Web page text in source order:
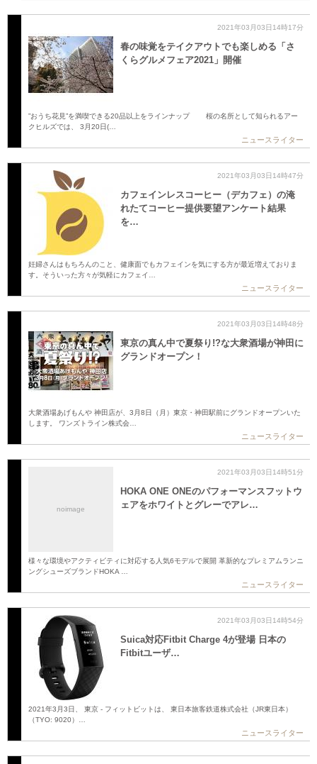
2021年03月03日14時17分
春の味覚をテイクアウトでも楽しめる「さ
くらグルメフェア2021」開催
”おうち花見”を満喫できる20品以上をラインナップ 桜の名所として知られるアー
クヒルズでは、 3月20日(…
ニュースライター
2021年03月03日14時47分
カフェインレスコーヒー（デカフェ）の淹
れたてコーヒー提供要望アンケート結果
を…
妊婦さんはもちろんのこと、健康面でもカフェインを気にする方が最近増えておりま
す。そういった方々が気軽にカフェイ…
ニュースライター
2021年03月03日14時48分
東京の真ん中で夏祭り!?な大衆酒場が神田に
グランドオープン！
大衆酒場あげもんや 神田店が、3月8日（月）東京・神田駅前にグランドオープンいた
します。 ワンズトライン株式会…
ニュースライター
noimage
2021年03月03日14時51分
HOKA ONE ONEのパフォーマンスフットウ
ェアをホワイトとグレーでアレ…
様々な環境やアクティビティに対応する人気6モデルで展開 革新的なプレミアムランニ
ングシューズブランドHOKA …
ニュースライター
2021年03月03日14時54分
Suica対応Fitbit Charge 4が登場 日本の
Fitbitユーザ…
2021年3月3日、 東京 - フィットビットは、 東日本旅客鉄道株式会社（JR東日本）
（TYO: 9020）…
ニュースライター